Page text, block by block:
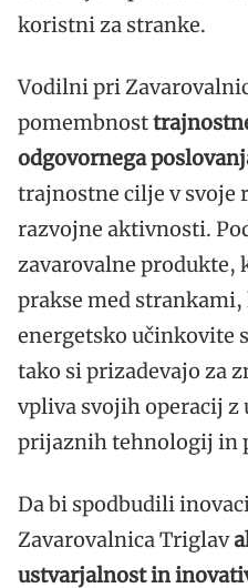
koristni za stranke.
Vodilni pri
pomembnost
odgovornega
trajnostne cilje v svoje
razvojne aktivnosti.
zavarovalne produkte,
prakse med strankami,
energetsko učinkovite
tako si prizadevajo za
vpliva svojih operacij z
prijaznih tehnologij in
Da bi spodbudili
Zavarovalnica Triglav
ustvarjalnost in